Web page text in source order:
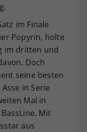
im Finale
Popyrin, holte
im dritten und
Doch
seine besten
in Serie
Mal in
Mit
aus